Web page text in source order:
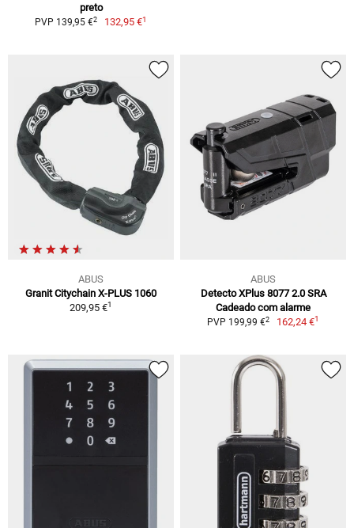
preto
PVP 139,95 €2 132,95 €1
ABUS
Granit Citychain X-PLUS 1060
209,95 €1
ABUS
Detecto XPlus 8077 2.0 SRA
Cadeado com alarme
PVP 199,99 €2 162,24 €1